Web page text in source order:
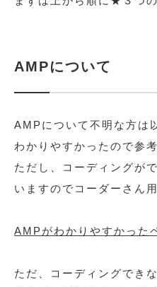
AMPについて
AMPについて不明な方は
わかりやすかったので参
ただし、コーディングが
いますのでコーダーさん用
AMPがわかりやすかった
ただ、コーディングでき